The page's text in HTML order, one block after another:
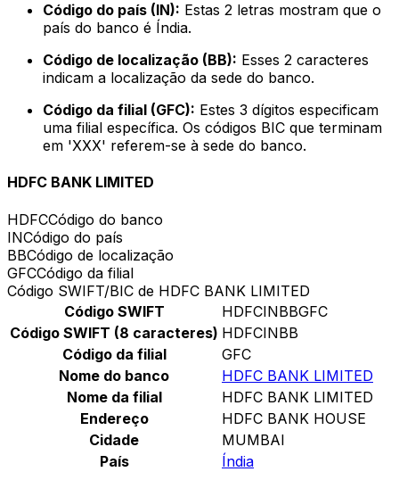
Código do país (IN): Estas 2 letras mostram que o
país do banco é Índia.
Código de localização (BB): Esses 2 caracteres
indicam a localização da sede do banco.
Código da filial (GFC): Estes 3 dígitos especificam
uma filial específica. Os códigos BIC que terminam
em 'XXX' referem-se à sede do banco.
HDFC BANK LIMITED
HDFCCódigo do banco
INCódigo do país
BBCódigo de localização
GFCCódigo da filial
Código SWIFT/BIC de HDFC BANK LIMITED
Código SWIFT
HDFCINBBGFC
Código SWIFT (8 caracteres) HDFCINBB
Código da filial
GFC
Nome do banco
HDFC BANK LIMITED
Nome da filial
HDFC BANK LIMITED
Endereço
HDFC BANK HOUSE
Cidade
MUMBAI
País
Índia